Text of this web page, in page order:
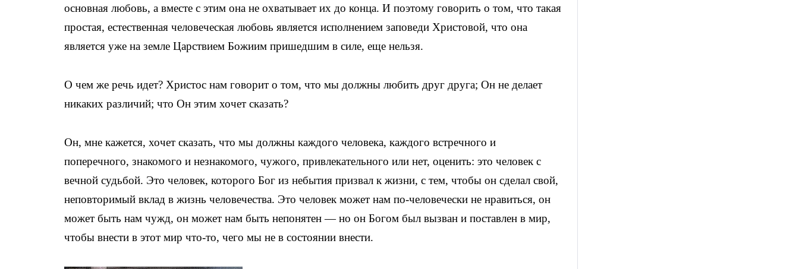
основная любовь, а вместе с этим она не охватывает их до конца. И поэтому говорить о том, что такая
простая, естественная человеческая любовь является исполнением заповеди Христовой, что она
является уже на земле Царствием Божиим пришедшим в силе, еще нельзя.
О чем же речь идет? Христос нам говорит о том, что мы должны любить друг друга; Он не делает
никаких различий; что Он этим хочет сказать?
Он, мне кажется, хочет сказать, что мы должны каждого человека, каждого встречного и
поперечного, знакомого и незнакомого, чужого, привлекательного или нет, оценить: это человек с
вечной судьбой. Это человек, которого Бог из небытия призвал к жизни, с тем, чтобы он сделал свой,
неповторимый вклад в жизнь человечества. Это человек может нам по-человечески не нравиться, он
может быть нам чужд, он может нам быть непонятен — но он Богом был вызван и поставлен в мир,
чтобы внести в этот мир что-то, чего мы не в состоянии внести.